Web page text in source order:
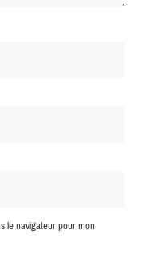
le navigateur pour mon